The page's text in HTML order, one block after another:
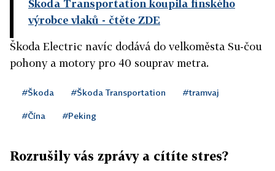
Škoda Transportation koupila finského
výrobce vlaků - čtěte ZDE
Škoda Electric navíc dodává do velkoměsta Su-čou
pohony a motory pro 40 souprav metra.
#Škoda #Škoda Transportation #tramvaj
#Čína #Peking
Rozrušily vás zprávy a cítíte stres?